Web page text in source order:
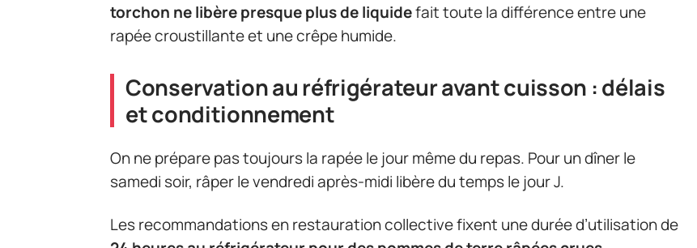
torchon ne libère presque plus de liquidefait toute la différence entre une
rapée croustillante et une crêpe humide.
Conservation au réfrigérateur avant cuisson : délais
et conditionnement
On ne prépare pas toujours la rapée le jour même du repas. Pour un dîner le
samedi soir, râper le vendredi après-midi libère du temps le jour J.
Les recommandations en restauration collective fixent une durée d’utilisation de